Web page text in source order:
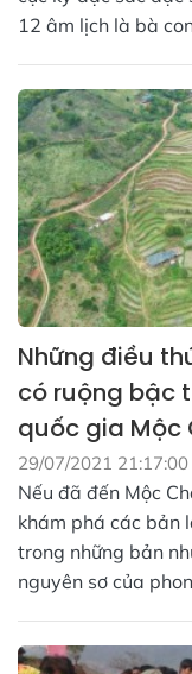
12 âm lịch là bà
Những điều
có ruộng bậc
quốc gia Mộc
29/07/2021 21:17:00
Nếu đã đến Mộc
khám phá các bản
trong những bản
nguyên sơ của